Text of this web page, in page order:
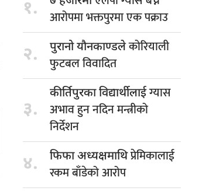
१.
आरोपमा भक्तपुरमा एक पक्राउ
२. पुरानो यौनकाण्डलेकोरियाली
फुटबल विवादित
३.
कीर्तिपुरका विद्यार्थीलाईग्यास
अभाव हुन नदिन मन्त्रीको
निर्देशन
४. फिफा अध्यक्षमाथिप्रेमिकालाई
रकम बाँडेको आरोप